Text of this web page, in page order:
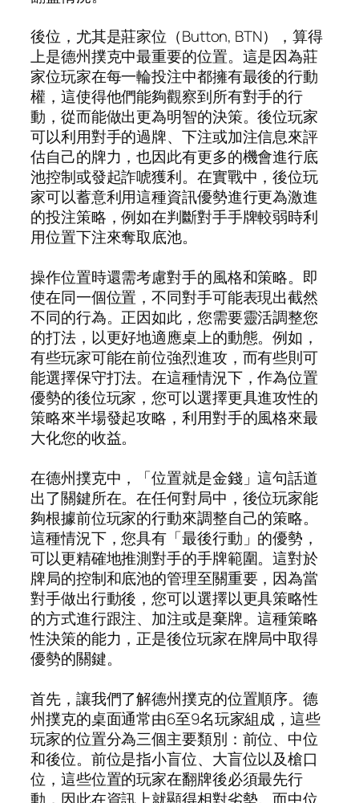
後位，尤其是莊家位（Button, BTN），算得
上是德州撲克中最重要的位置。這是因為莊
家位玩家在每一輪投注中都擁有最後的行動
權，這使得他們能夠觀察到所有對手的行
動，從而能做出更為明智的決策。後位玩家
可以利用對手的過牌、下注或加注信息來評
估自己的牌力，也因此有更多的機會進行底
池控制或發起詐唬獲利。在實戰中，後位玩
家可以蓄意利用這種資訊優勢進行更為激進
的投注策略，例如在判斷對手手牌較弱時利
用位置下注來奪取底池。
操作位置時還需考慮對手的風格和策略。即
使在同一個位置，不同對手可能表現出截然
不同的行為。正因如此，您需要靈活調整您
的打法，以更好地適應桌上的動態。例如，
有些玩家可能在前位強烈進攻，而有些則可
能選擇保守打法。在這種情況下，作為位置
優勢的後位玩家，您可以選擇更具進攻性的
策略來半場發起攻略，利用對手的風格來最
大化您的收益。
在德州撲克中，「位置就是金錢」這句話道
出了關鍵所在。在任何對局中，後位玩家能
夠根據前位玩家的行動來調整自己的策略。
這種情況下，您具有「最後行動」的優勢，
可以更精確地推測對手的手牌範圍。這對於
牌局的控制和底池的管理至關重要，因為當
對手做出行動後，您可以選擇以更具策略性
的方式進行跟注、加注或是棄牌。這種策略
性決策的能力，正是後位玩家在牌局中取得
優勢的關鍵。
首先，讓我們了解德州撲克的位置順序。德
州撲克的桌面通常由6至9名玩家組成，這些
玩家的位置分為三個主要類別：前位、中位
和後位。前位是指小盲位、大盲位以及槍口
位，這些位置的玩家在翻牌後必須最先行